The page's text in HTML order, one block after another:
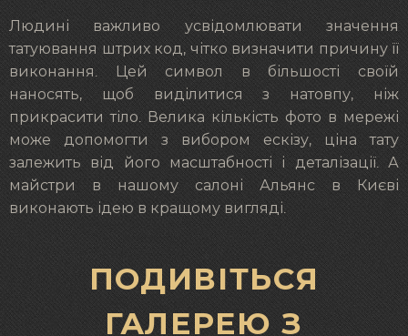
Людині важливо усвідомлювати значення
татуювання штрих код, чітко визначити причину її
виконання. Цей символ в більшості своїй
наносять, щоб виділитися з натовпу, ніж
прикрасити тіло. Велика кількість фото в мережі
може допомогти з вибором ескізу, ціна тату
залежить від його масштабності і деталізації. А
майстри в нашому салоні Альянс в Києві
виконають ідею в кращому вигляді.
ПОДИВІТЬСЯ
ГАЛЕРЕЮ З